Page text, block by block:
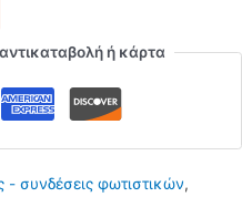
ή κάρτα
- συνδέσεις φωτιστικών,